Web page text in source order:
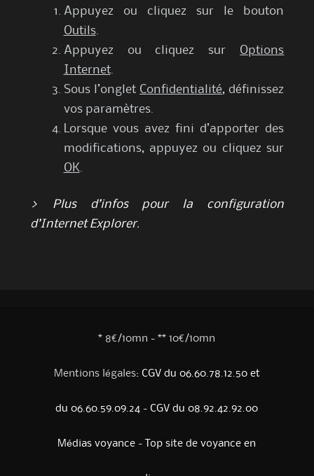
Appuyez ou cliquez sur le bouton
Outils.
Appuyez ou cliquez sur Options
Internet.
Sous l’onglet Confidentialité, définissez
vos paramètres.
Lorsque vous avez fini d’apporter des
modifications, appuyez ou cliquez sur
OK.
> Plus d’infos pour la configuration
d’Internet Explorer.
* 8€/10mn - ** 10€/10mn
Mentions légales: CGV du 06.60.78.12.50 et
du 06.60.59.09.24 -CGV du 08.92.42.92.00
Médias voyance - Top site de voyance en